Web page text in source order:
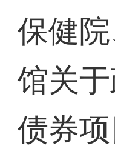
保健
馆关
债券